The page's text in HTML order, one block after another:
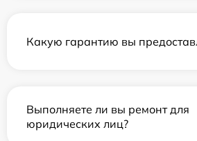
Какую гарантию вы
Выполняете ли вы ремонт для
юридических лиц?